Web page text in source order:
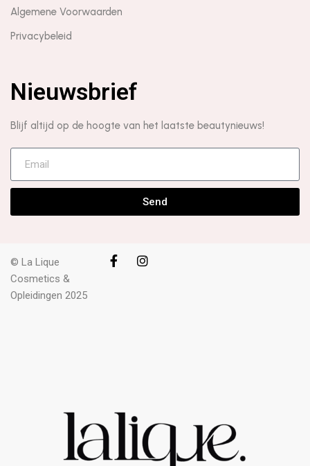
Algemene Voorwaarden
Privacybeleid
Nieuwsbrief
Blijf altijd op de hoogte van het laatste beautynieuws!
Send
© La Lique
Cosmetics &
Opleidingen 2025